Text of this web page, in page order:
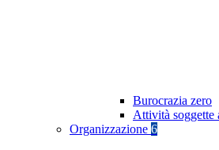
Burocrazia zero
Attività soggette
Organizzazione 6